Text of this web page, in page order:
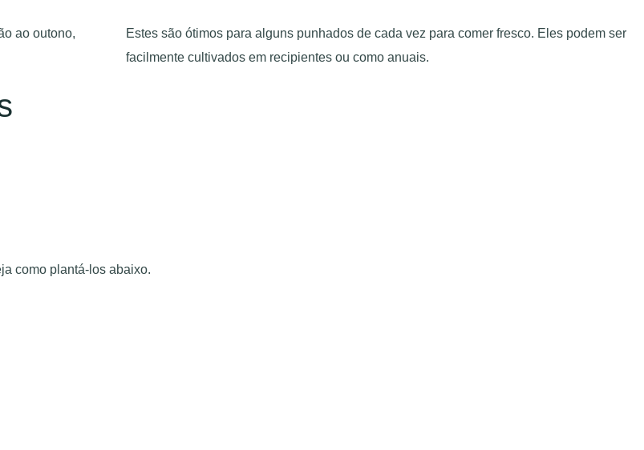
ao outono,
Estes são ótimos para alguns punhados de cada vez para comer fresco. Eles podem ser
facilmente cultivados em recipientes ou como anuais.
como plantá-los abaixo.